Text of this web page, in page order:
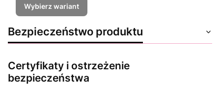
Wybierz wariant
Bezpieczeństwo produktu
Certyfikaty i ostrzeżenie
bezpieczeństwa